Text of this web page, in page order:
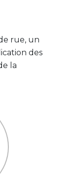
rue, un
des
la